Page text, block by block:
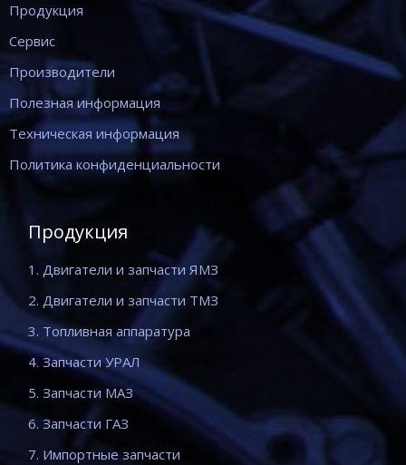
Продукция
Сервис
Производители
Полезная информация
Техническая информация
Политика конфиденциальности
Продукция
1. Двигатели и запчасти ЯМЗ
2. Двигатели и запчасти ТМЗ
3. Топливная аппаратура
4. Запчасти УРАЛ
5. Запчасти МАЗ
6. Запчасти ГАЗ
7. Импортные запчасти